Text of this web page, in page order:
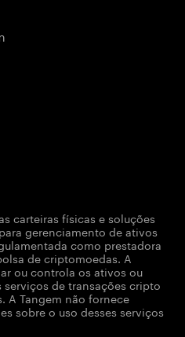
carteiras físicas e soluções
gerenciamento de ativos
como prestadora
de criptomoedas. A
ou controla os ativos ou
de transações cripto
A Tangem não fornece
sobre o uso desses serviços